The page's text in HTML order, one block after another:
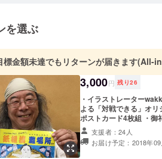
を選ぶ
標金額未達でもリターンが届きます(All-
3,000円 残り26
・イラストレーター
よる「対戦できる」オリ
ポストカード4枚組 ・御
をお送りします
支援者：24人
お届け予定：2018年09